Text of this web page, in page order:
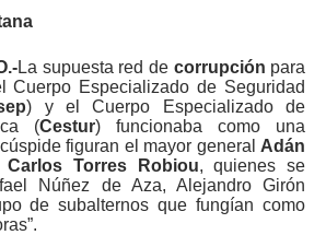
La supuesta red de corrupción para
Cuerpo Especializado de Seguridad
) y el Cuerpo Especializado de
(Cestur) funcionaba como una
figuran el mayor general Adán
Torres Robiou, quienes se
Núñez de Aza, Alejandro Girón
de subalternos que fungían como